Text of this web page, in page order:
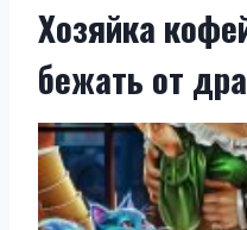
Хозяйка
бежать от